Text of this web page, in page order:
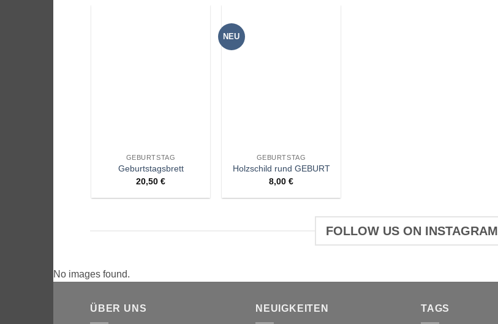
GEBURTSTAG
Geburtstagsbrett
20,50 €
NEU
GEBURTSTAG
Holzschild rund GEBURT
8,00 €
FOLLOW US ON INSTAGRAM
No images found.
ÜBER UNS NEUIGKEITEN TAGS